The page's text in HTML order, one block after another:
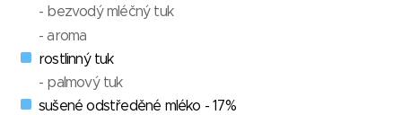
- bezvodý mléčný tuk
- aroma
rostlinný tuk
- palmový tuk
sušené odstředěné mléko - 17%